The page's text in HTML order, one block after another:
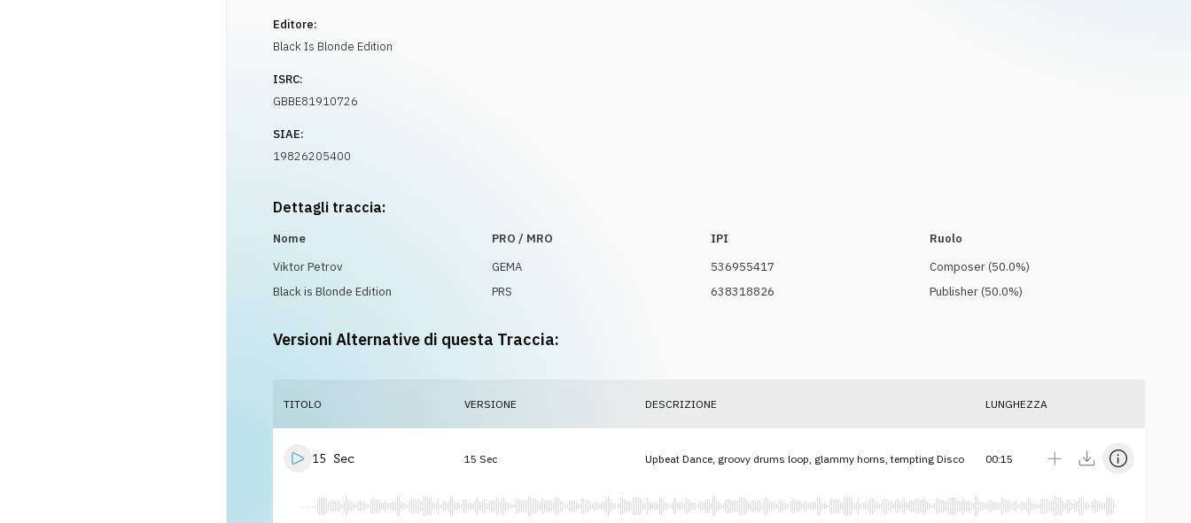
Editore:
Black Is Blonde Edition
ISRC:
GBBE81910726
SIAE:
19826205400
Dettagli traccia:
Nome PRO / MRO IPI
Ruolo
Viktor Petrov
GEMA 536955417 Composer(50.0%)
Black is Blonde Edition
PRS 638318826 Publisher(50.0%)
Versioni Alternative di questa Traccia:
TITOLO VERSIONE DESCRIZIONE LUNGHEZZA
15 Sec 15 Sec Upbeat Dance, groovy drums loop, glammy horns, tempting Disco 00:15